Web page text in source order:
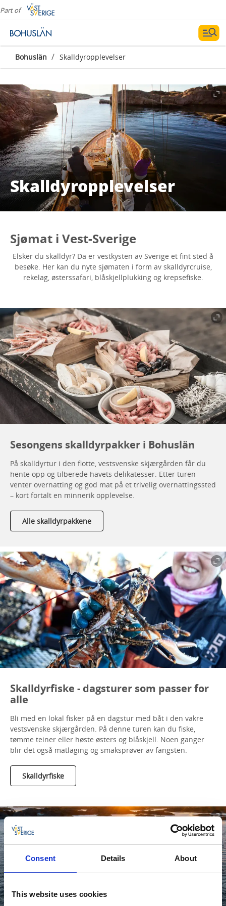
Consent Details About
This website uses cookies
Part of
Bohuslän / Skalldyropplevelser
Skalldyropplevelser
Sjømat i Vest-Sverige
Elsker du skalldyr? Da er vestkysten av Sverige et fint sted å
besøke. Her kan du nyte sjømaten i form av skalldyrcruise,
rekelag, østerssafari, blåskjellplukking og krepsefiske.
Sesongens skalldyrpakker i Bohuslän
På skalldyrtur i den flotte, vestsvenske skjærgården får du
hente opp og tilberede havets delikatesser. Etter turen
venter overnatting og god mat på et trivelig overnattingssted
– kort fortalt en minnerik opplevelse.
Alle skalldyrpakkene
Skalldyrfiske - dagsturer som passer for
alle
Bli med en lokal fisker på en dagstur med båt i den vakre
vestsvenske skjærgården. På denne turen kan du fiske,
tømme teiner eller høste østers og blåskjell. Noen ganger
blir det også matlaging og smaksprøver av fangsten.
Skalldyrfiske